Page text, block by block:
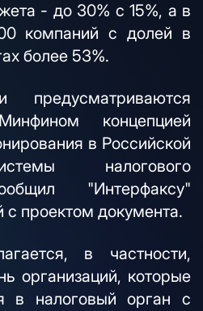
- до 30% с 15%, а в
компаний с долей в
более 53%.
предусматриваются
концепцией
в Российской
налогового
"Интерфаксу"
с проектом документа.
в частности,
организаций, которые
в налоговый орган с